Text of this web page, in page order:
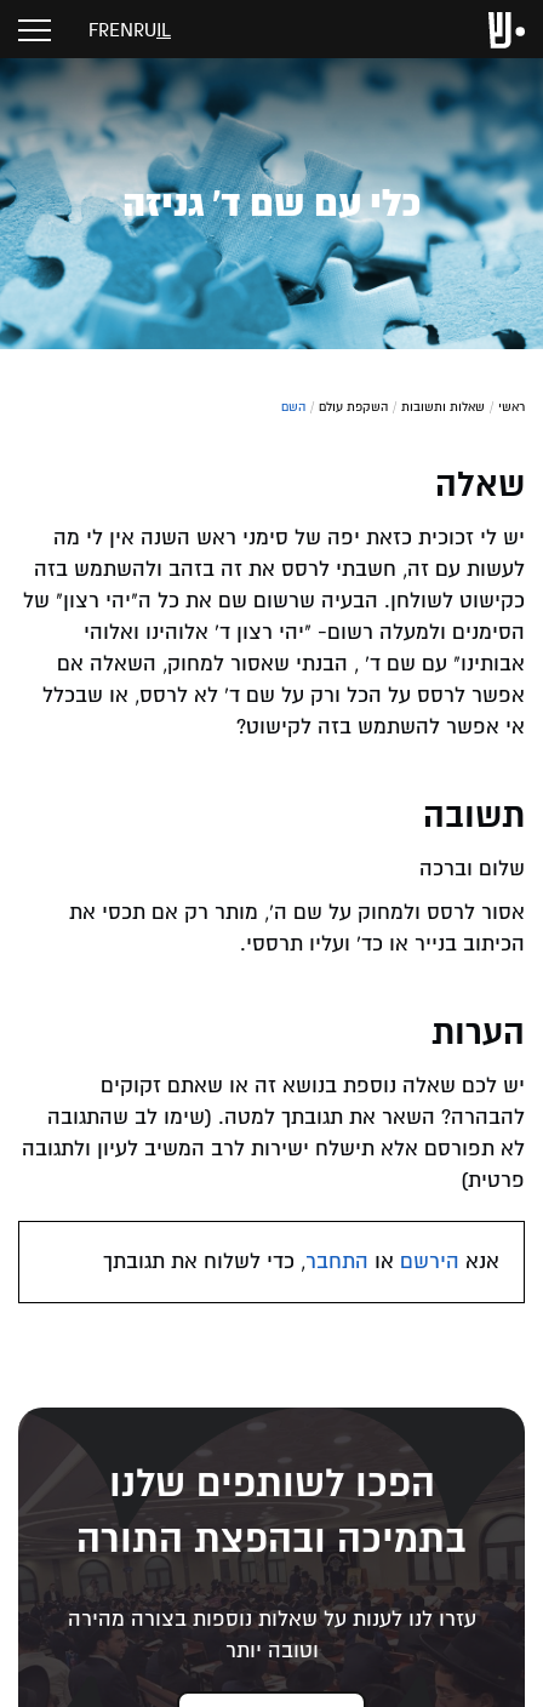
IL
RU
EN
FR
כלי עם שם ד' גניזה
ראשי / שאלות ותשובות / השקפת עולם / השם
שאלה
יש לי זכוכית כזאת יפה של סימני ראש השנה אין לי מה
לעשות עם זה, חשבתי לרסס את זה בזהב ולהשתמש בזה
כקישוט לשולחן. הבעיה שרשום שם את כל ה"יהי רצון" של
הסימנים ולמעלה רשום- "יהי רצון ד' אלוהינו ואלוהי
אבותינו" עם שם ד' , הבנתי שאסור למחוק, השאלה אם
אפשר לרסס על הכל ורק על שם ד' לא לרסס, או שבכלל
אי אפשר להשתמש בזה לקישוט?
תשובה
שלום וברכה
אסור לרסס ולמחוק על שם ה', מותר רק אם תכסי את
הכיתוב בנייר או כד' ועליו תרססי.
הערות
יש לכם שאלה נוספת בנושא זה או שאתם זקוקים
להבהרה? השאר את תגובתך למטה. (שימו לב שהתגובה
לא תפורסם אלא תישלח ישירות לרב המשיב לעיון ולתגובה
פרטית)
אנא הירשם או התחבר, כדי לשלוח את תגובתך
הפכו לשותפים שלנו
בתמיכה ובהפצת התורה
עזרו לנו לענות על שאלות נוספות בצורה מהירה
וטובה יותר